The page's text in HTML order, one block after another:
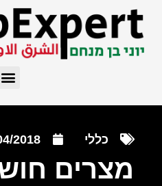
כללי 2018
מצרים